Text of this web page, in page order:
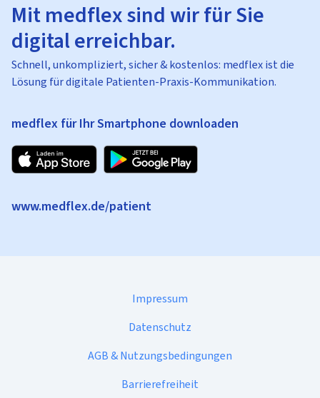
Mit medflex sind wir für Sie
digital erreichbar.
Schnell, unkompliziert, sicher & kostenlos: medflex ist die
Lösung für digitale Patienten-Praxis-Kommunikation.
medflex für Ihr Smartphone downloaden
www.medflex.de/patient
Impressum
Datenschutz
AGB & Nutzungsbedingungen
Barrierefreiheit